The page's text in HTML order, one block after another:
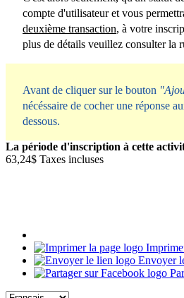
compte d'utilisateur et vous
deuxième transaction, à votre
plus de détails veuillez consulter la
Avant de cliquer sur le bouton
nécéssaire de cocher une réponse
dessous.
La période d'inscription à cette
63,24$ Taxes incluses
Envoyer